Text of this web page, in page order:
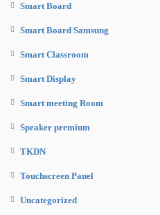
Smart Board
Smart Board Samsung
Smart Classroom
Smart Display
Smart meeting Room
Speaker premium
TKDN
Touchscreen Panel
Uncategorized